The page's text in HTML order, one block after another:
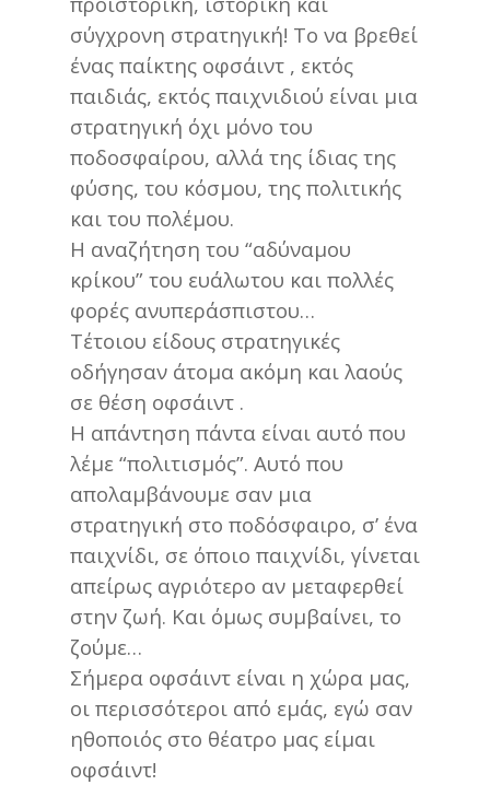
σύγχρονη στρατηγική! Το να βρεθεί
ένας παίκτης οφσάιντ , εκτός
παιδιάς, εκτός παιχνιδιού είναι μια
στρατηγική όχι μόνο του
ποδοσφαίρου, αλλά της ίδιας της
φύσης, του κόσμου, της πολιτικής
και του πολέμου.
Η αναζήτηση του “αδύναμου
κρίκου” του ευάλωτου και πολλές
φορές ανυπεράσπιστου…
Τέτοιου είδους στρατηγικές
οδήγησαν άτομα ακόμη και λαούς
σε θέση οφσάιντ .
Η απάντηση πάντα είναι αυτό που
λέμε “πολιτισμός”. Αυτό που
απολαμβάνουμε σαν μια
στρατηγική στο ποδόσφαιρο, σ’ ένα
παιχνίδι, σε όποιο παιχνίδι, γίνεται
απείρως αγριότερο αν μεταφερθεί
στην ζωή. Και όμως συμβαίνει, το
ζούμε…
Σήμερα οφσάιντ είναι η χώρα μας,
οι περισσότεροι από εμάς, εγώ σαν
ηθοποιός στο θέατρο μας είμαι
οφσάιντ!